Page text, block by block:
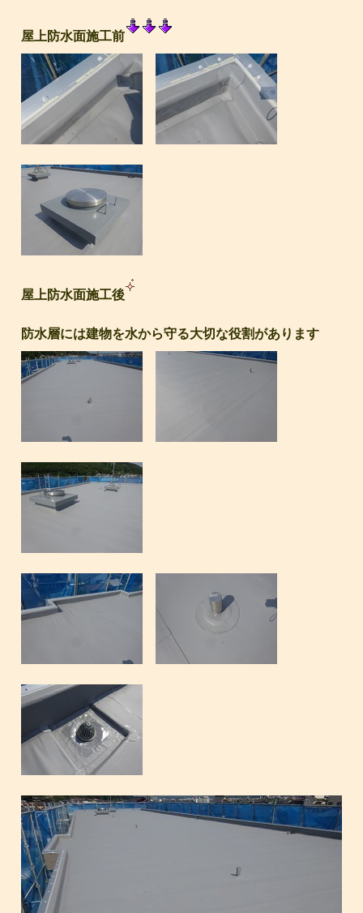
屋上防水面施工前
屋上防水面施工後
防水層には建物を水から守る大切な役割があります